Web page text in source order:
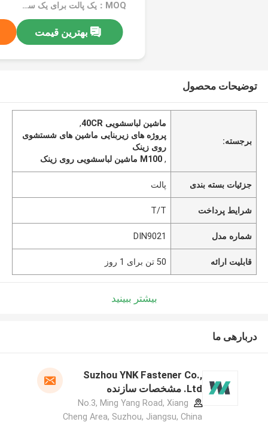
MOQ：یک پالت برای یک سایز
بهترین قیمت
توضیحات محصول
برجسته:
ماشین لباسشویی 40CR
,
پروژه های زیربنایی ماشین های شستشوی
روی زینک
,M100 ماشین لباسشویی روی زینک
جزئیات بسته بندی پالت
شرایط پرداخت T/T
شماره مدل DIN9021
قابلیت ارائه 50 تن برای 1 روز
بیشتر ببینید
دربارهی ما
Suzhou YNK Fastener Co.,
Ltd. مشخصات سازنده
No.3, Ming Yang Road, Xiang
Cheng Area, Suzhou, Jiangsu, China